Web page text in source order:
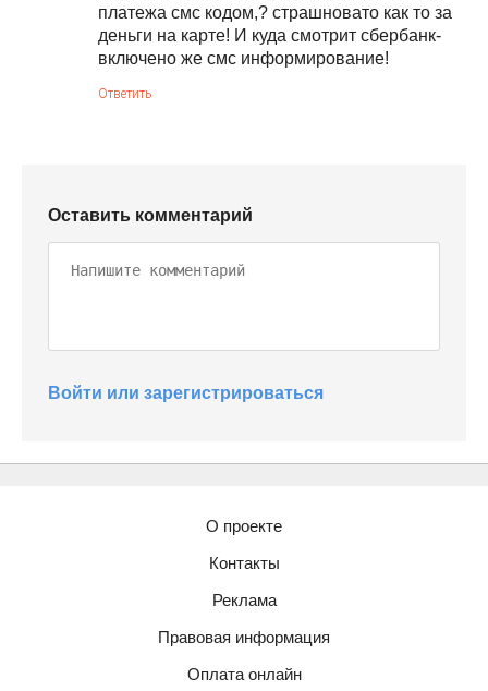
платежа смс кодом,? страшновато как то за
деньги на карте! И куда смотрит сбербанк-
включено же смс информирование!
Ответить
Оставить комментарий
Войти или зарегистрироваться
О проекте
Контакты
Реклама
Правовая информация
Оплата онлайн